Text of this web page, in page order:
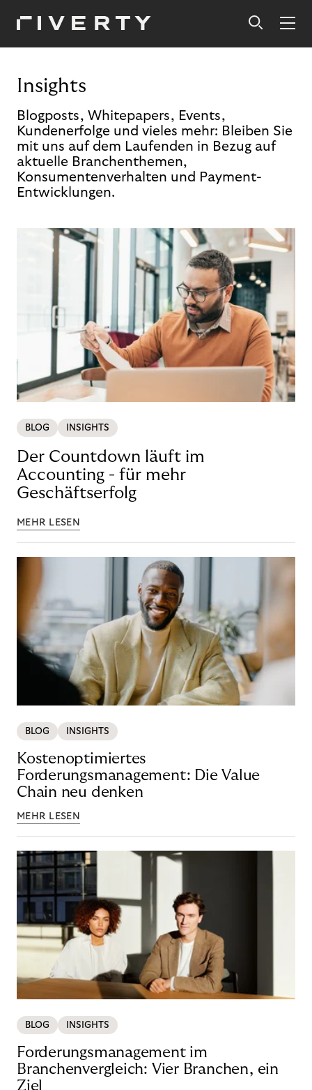
Insights
Blogposts, Whitepapers, Events,
Kundenerfolge und vieles mehr: Bleiben Sie
mit uns auf dem Laufenden in Bezug auf
aktuelle Branchenthemen,
Konsumentenverhalten und Payment-
Entwicklungen.
BLOG INSIGHTS
Der Countdown läuft im
Accounting - für mehr
Geschäftserfolg
MEHR LESEN
BLOG INSIGHTS
Kostenoptimiertes
Forderungsmanagement: Die Value
Chain neu denken
MEHR LESEN
BLOG INSIGHTS
Forderungsmanagement im
Branchenvergleich: Vier Branchen, ein
Ziel